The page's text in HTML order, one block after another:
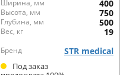
Ширина, мм 400
Высота, мм 750
Глубина, мм 500
Вес, кг 19
Бренд STR medical
Под заказ